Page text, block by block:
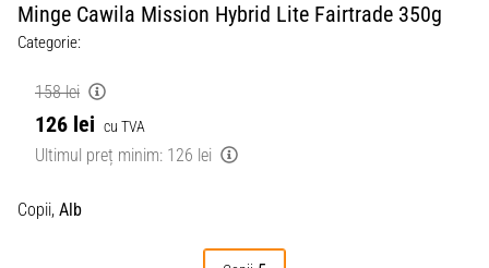
Minge Cawila Mission Hybrid Lite Fairtrade 350g
Categorie:
158 lei
126 lei cu TVA
Ultimul preț minim: 126 lei
Copii, Alb